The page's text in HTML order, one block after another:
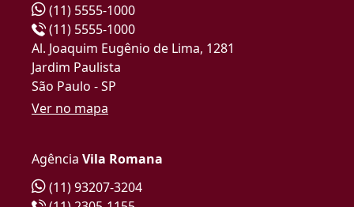
(11) 5555-1000
(11) 5555-1000
Al. Joaquim Eugênio de Lima, 1281
Jardim Paulista
São Paulo - SP
Ver no mapa
Agência Vila Romana
(11) 93207-3204